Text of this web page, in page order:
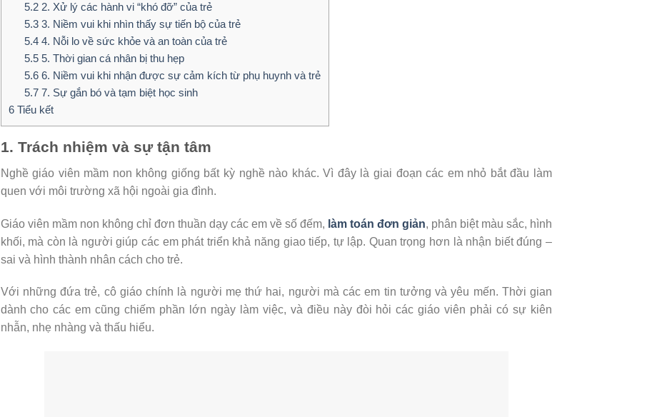
5.2 2. Xử lý các hành vi “khó đỡ” của trẻ
5.3 3. Niềm vui khi nhìn thấy sự tiến bộ của trẻ
5.4 4. Nỗi lo về sức khỏe và an toàn của trẻ
5.5 5. Thời gian cá nhân bị thu hẹp
5.6 6. Niềm vui khi nhận được sự cảm kích từ phụ huynh và trẻ
5.7 7. Sự gắn bó và tạm biệt học sinh
6Tiểu kết
1. Trách nhiệm và sự tận tâm
Nghề giáo viên mầm non không giống bất kỳ nghề nào khác. Vì đây là giai đoạn các em nhỏ bắt đầu làm
quen với môi trường xã hội ngoài gia đình.
Giáo viên mầm non không chỉ đơn thuần dạy các em về số đếm, làm toán đơn giản, phân biệt màu sắc, hình
khối, mà còn là người giúp các em phát triển khả năng giao tiếp, tự lập. Quan trọng hơn là nhận biết đúng –
sai và hình thành nhân cách cho trẻ.
Với những đứa trẻ, cô giáo chính là người mẹ thứ hai, người mà các em tin tưởng và yêu mến. Thời gian
dành cho các em cũng chiếm phần lớn ngày làm việc, và điều này đòi hỏi các giáo viên phải có sự kiên
nhẫn, nhẹ nhàng và thấu hiểu.